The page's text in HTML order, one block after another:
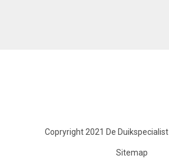
Copryright 2021 De Duikspecialist
Sitemap